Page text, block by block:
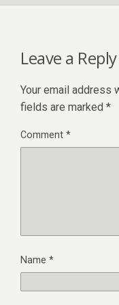
Leave a Reply
Your email address
fields are marked *
Comment*
Name *